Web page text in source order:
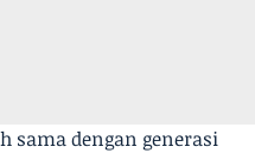
sama dengan generasi